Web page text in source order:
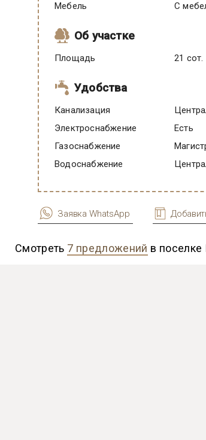
Мебель
C
Об участке
Площадь 21 сот.
Удобства
Канализация
Электроснабжение
есть
Газоснабжение
Водоснабжение
Заявка WhatsApp
Смотреть 7 предложений в поселке